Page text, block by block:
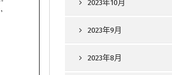
2023年10月
2023年9月
2023年8月